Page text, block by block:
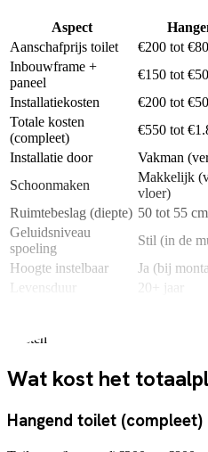
Aspect
Aanschafprijs toilet
€200 tot
Inbouwframe +
paneel
€150 tot
Installatiekosten
€200 tot
Totale kosten
(compleet)
€550 tot
Installatie door
Vakman
Schoonmaken
Makkelijk
vloer)
Ruimtebeslag (diepte) 50 tot 55 cm
Geluidsniveau
spoeling
Stil (in de
Hoogte instelbaar
Ja (bij
Levensduur
20+ jaar
Kosten
Wat kost het
Hangend toilet (compleet)